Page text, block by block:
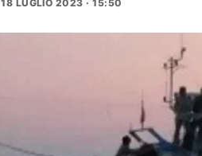
18 LUGLIO 2023 · 15:50